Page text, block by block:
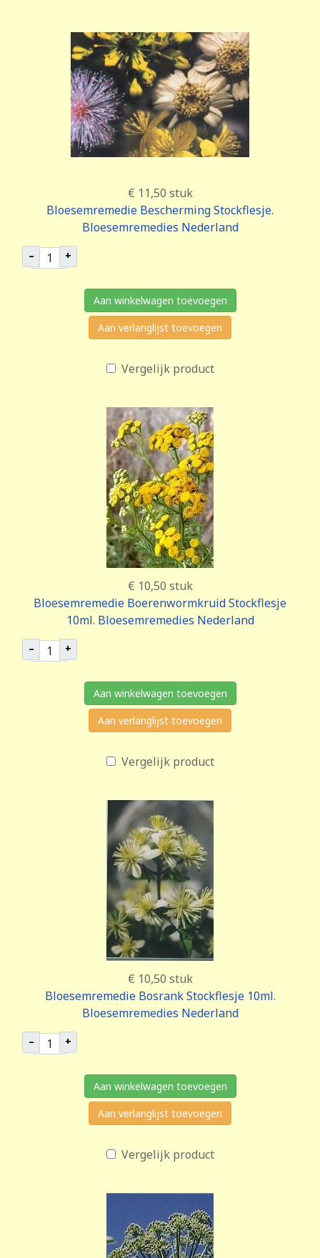
€ 11,50 stuk
Bloesemremedie Bescherming Stockflesje.
Bloesemremedies Nederland
– +
Aan winkelwagen toevoegen
Aan verlanglijst toevoegen
Vergelijk product
€ 10,50 stuk
Bloesemremedie Boerenwormkruid Stockflesje
10ml. Bloesemremedies Nederland
– +
Aan winkelwagen toevoegen
Aan verlanglijst toevoegen
Vergelijk product
€ 10,50 stuk
Bloesemremedie Bosrank Stockflesje 10ml.
Bloesemremedies Nederland
– +
Aan winkelwagen toevoegen
Aan verlanglijst toevoegen
Vergelijk product